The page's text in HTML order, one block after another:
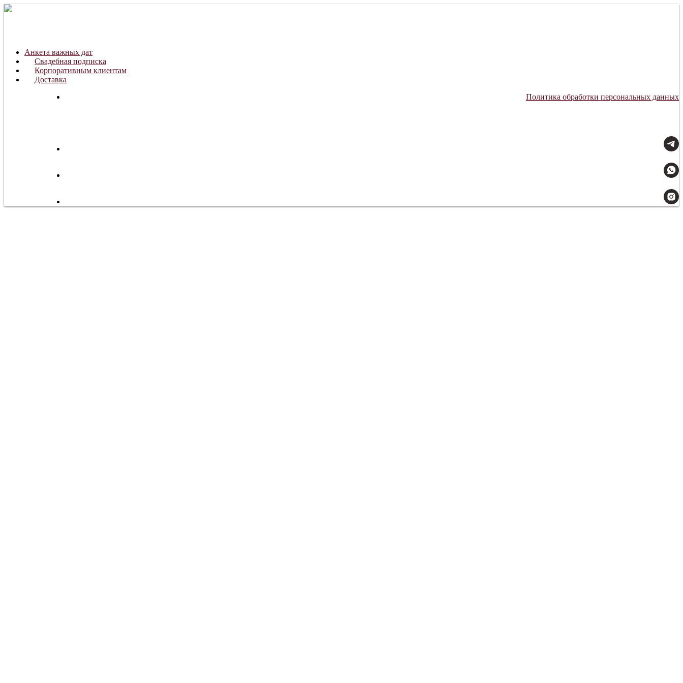
Анкета важных дат
Свадебная подписка
Корпоративным клиентам
Доставка
Политика обработки персональных данных